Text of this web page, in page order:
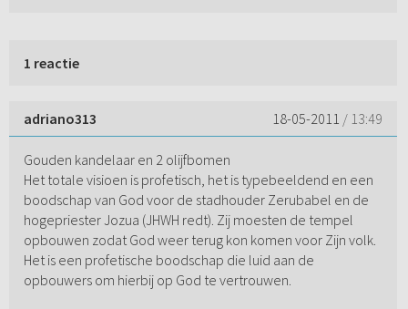
1 reactie
adriano313 18-05-2011 / 13:49
Gouden kandelaar en 2 olijfbomen
Het totale visioen is profetisch, het is typebeeldend en een
boodschap van God voor de stadhouder Zerubabel en de
hogepriester Jozua (JHWH redt). Zij moesten de tempel
opbouwen zodat God weer terug kon komen voor Zijn volk.
Het is een profetische boodschap die luid aan de
opbouwers om hierbij op God te vertrouwen.